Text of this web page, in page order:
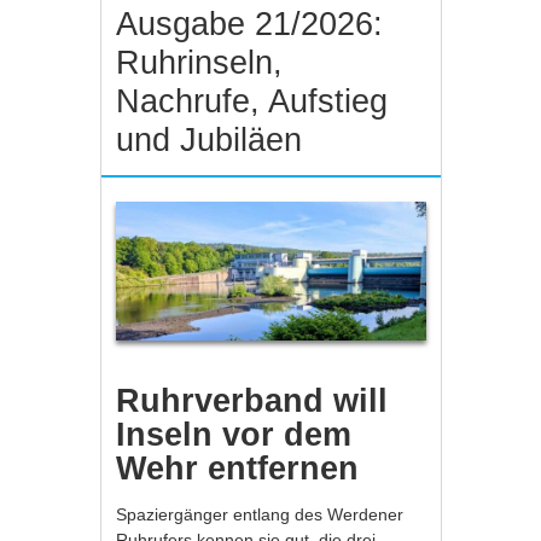
Ausgabe 21/2026:
Ruhrinseln,
Nachrufe, Aufstieg
und Jubiläen
Ruhrverband will
Inseln vor dem
Wehr entfernen
Spaziergänger entlang des Werdener